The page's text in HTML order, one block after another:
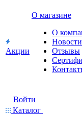
Акции
О магазине
О
Новости
Отзывы
Войти
Каталог